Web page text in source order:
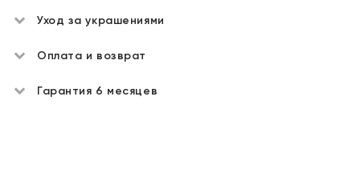
Уход за украшениями
Оплата и возврат
Гарантия 6 месяцев